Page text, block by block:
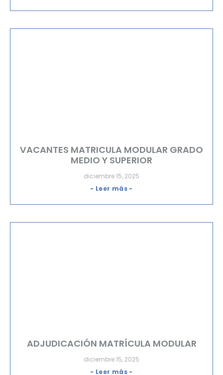
VACANTES MATRICULA MODULAR GRADO
MEDIO Y SUPERIOR
diciembre 15, 2025
- Leer más -
ADJUDICACIÓN MATRÍCULA MODULAR
diciembre 15, 2025
- Leer más -